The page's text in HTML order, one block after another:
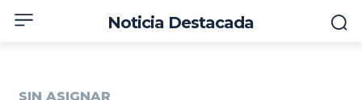
Noticia Destacada
SIN ASIGNAR